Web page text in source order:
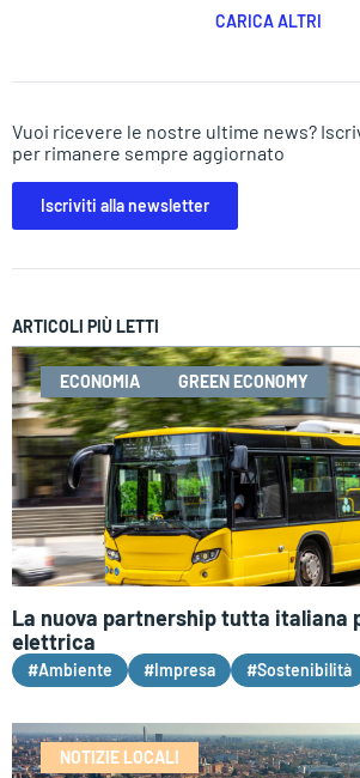
CARICA ALTRI
Vuoi ricevere le nostre ultime news?
per rimanere sempre aggiornato
Iscriviti alla newsletter
ARTICOLI PIÙ LETTI
ECONOMIA GREEN ECONOMY
La nuova partnership tutta italiana
elettrica
#Ambiente #Impresa #Sostenibilità
NOTIZIE LOCALI